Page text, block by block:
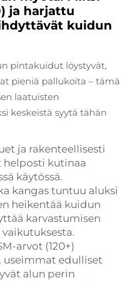
ja harjattu
kuidun
pintakuidut löystyvät,
pieniä pallukoita – tämä
laatuisten
keskeistä syytä tähän
ja rakenteellisesti
helposti kutinaa
käytössä.
kangas tuntuu aluksi
heikentää kuidun
karvastumisen
arvot (120+)
useimmat edulliset
alun perin